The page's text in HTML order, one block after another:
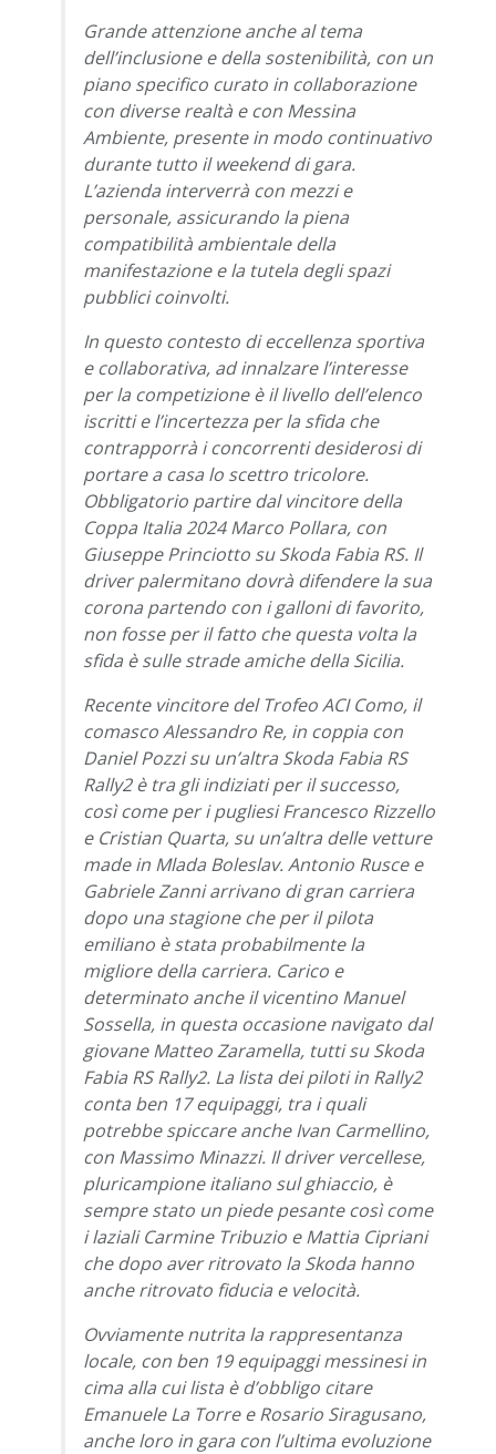
Grande attenzione anche al tema
dell’inclusione e della sostenibilità, con un
piano specifico curato in collaborazione
con diverse realtà e con Messina
Ambiente, presente in modo continuativo
durante tutto il weekend di gara.
L’azienda interverrà con mezzi e
personale, assicurando la piena
compatibilità ambientale della
manifestazione e la tutela degli spazi
pubblici coinvolti.
In questo contesto di eccellenza sportiva
e collaborativa, ad innalzare l’interesse
per la competizione è il livello dell’elenco
iscritti e l’incertezza per la sfida che
contrapporrà i concorrenti desiderosi di
portare a casa lo scettro tricolore.
Obbligatorio partire dal vincitore della
Coppa Italia 2024 Marco Pollara, con
Giuseppe Princiotto su Skoda Fabia RS. Il
driver palermitano dovrà difendere la sua
corona partendo con i galloni di favorito,
non fosse per il fatto che questa volta la
sfida è sulle strade amiche della Sicilia.
Recente vincitore del Trofeo ACI Como, il
comasco Alessandro Re, in coppia con
Daniel Pozzi su un’altra Skoda Fabia RS
Rally2 è tra gli indiziati per il successo,
così come per i pugliesi Francesco Rizzello
e Cristian Quarta, su un’altra delle vetture
made in Mlada Boleslav. Antonio Rusce e
Gabriele Zanni arrivano di gran carriera
dopo una stagione che per il pilota
emiliano è stata probabilmente la
migliore della carriera. Carico e
determinato anche il vicentino Manuel
Sossella, in questa occasione navigato dal
giovane Matteo Zaramella, tutti su Skoda
Fabia RS Rally2. La lista dei piloti in Rally2
conta ben 17 equipaggi, tra i quali
potrebbe spiccare anche Ivan Carmellino,
con Massimo Minazzi. Il driver vercellese,
pluricampione italiano sul ghiaccio, è
sempre stato un piede pesante così come
i laziali Carmine Tribuzio e Mattia Cipriani
che dopo aver ritrovato la Skoda hanno
anche ritrovato fiducia e velocità.
Ovviamente nutrita la rappresentanza
locale, con ben 19 equipaggi messinesi in
cima alla cui lista è d’obbligo citare
Emanuele La Torre e Rosario Siragusano,
anche loro in gara con l’ultima evoluzione